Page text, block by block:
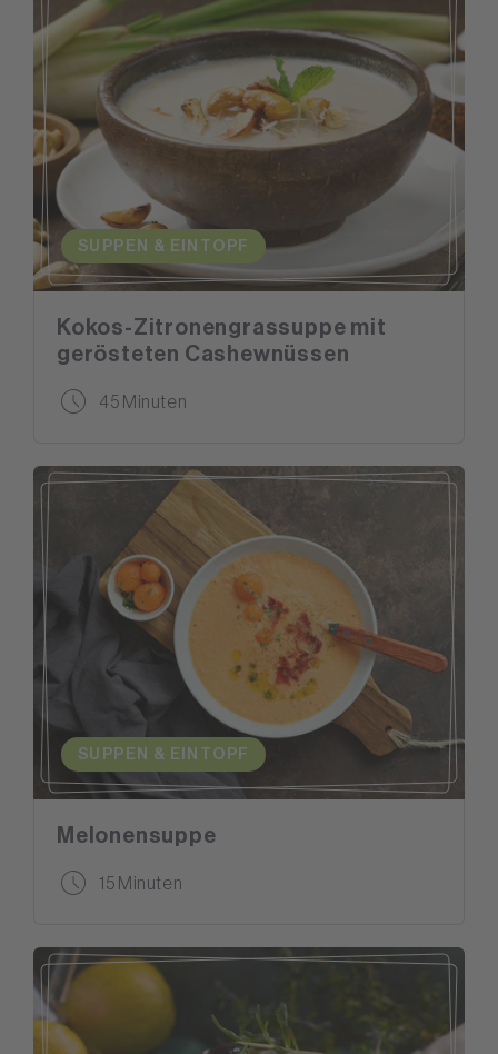
SUPPEN & EINTOPF
Kokos-Zitronengrassuppe mit
gerösteten Cashewnüssen
45 Minuten
SUPPEN & EINTOPF
Melonensuppe
15 Minuten